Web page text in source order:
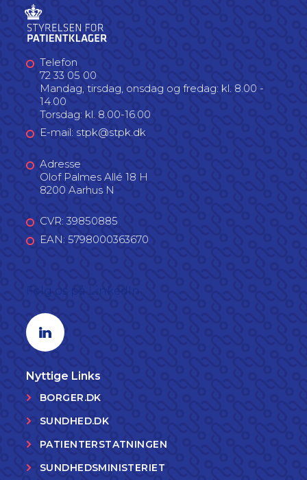
Telefon
72 33 05 00
Mandag, tirsdag, onsdag og fredag: kl. 8.00 -
14.00
Torsdag: kl. 8.00-16.00
E-mail: stpk@stpk.dk
Adresse
Olof Palmes Allé 18 H
8200 Aarhus N
CVR: 39850885
EAN: 5798000363670
Linkedin profil
Nyttige Links
BORGER.DK
SUNDHED.DK
PATIENTERSTATNINGEN
SUNDHEDSMINISTERIET